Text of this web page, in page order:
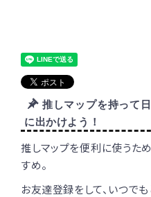
推しマップを持って
に出かけよう！
推しマップを便利に使うた
すめ。
お友達登録をして、いつで